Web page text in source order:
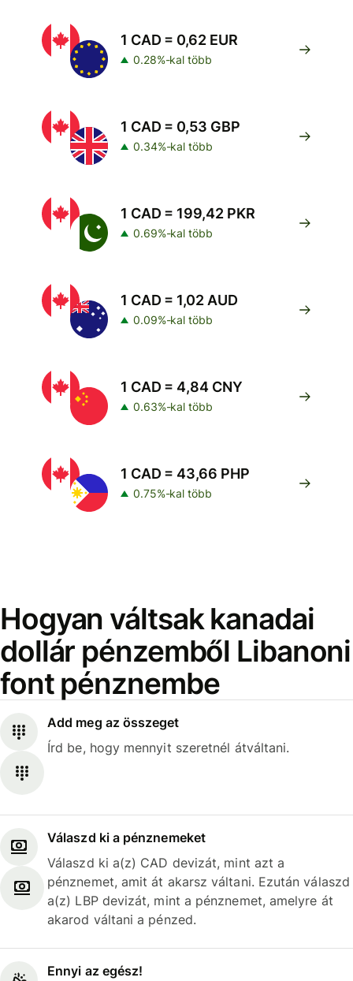
1 CAD = 0,62 EUR
0.28%-kal több
1 CAD = 0,53 GBP
0.34%-kal több
1 CAD = 199,42 PKR
0.69%-kal több
1 CAD = 1,02 AUD
0.09%-kal több
1 CAD = 4,84 CNY
0.63%-kal több
1 CAD = 43,66 PHP
0.75%-kal több
Hogyan váltsak kanadai
dollár pénzemből Libanoni
font pénznembe
Add meg az összeget
Írd be, hogy mennyit szeretnél átváltani.
Válaszd ki a pénznemeket
Válaszd ki a(z) CAD devizát, mint azt a
pénznemet, amit át akarsz váltani. Ezután válaszd
a(z) LBP devizát, mint a pénznemet, amelyre át
akarod váltani a pénzed.
Ennyi az egész!